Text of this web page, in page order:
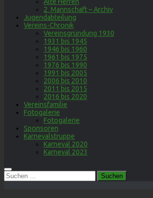
Alte Herren
2. Mannschaft – Archiv
Jugendabteilung
Vereins-Chronik
Vereinsgründung 1930
1931 bis 1945
1946 bis 1960
1961 bis 1975
1976 bis 1990
1991 bis 2005
2006 bis 2010
2011 bis 2015
2016 bis 2020
Vereinsfamilie
Fotogalerie
Fotogalerie
Sponsoren
Karnevalstruppe
Karneval 2020
Karneval 2023
Suchen
nach: